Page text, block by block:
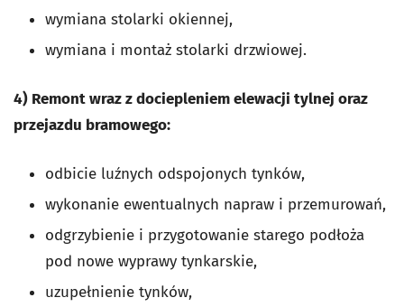
wymiana stolarki okiennej,
wymiana i montaż stolarki drzwiowej.
4) Remont wraz z dociepleniem elewacji tylnej oraz
przejazdu bramowego:
odbicie luźnych odspojonych tynków,
wykonanie ewentualnych napraw i przemurowań,
odgrzybienie i przygotowanie starego podłoża
pod nowe wyprawy tynkarskie,
uzupełnienie tynków,